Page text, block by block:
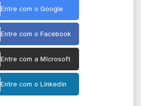
Entre com o Google
Entre com o Facebook
Entre com a Microsoft
Entre com o Linkedin